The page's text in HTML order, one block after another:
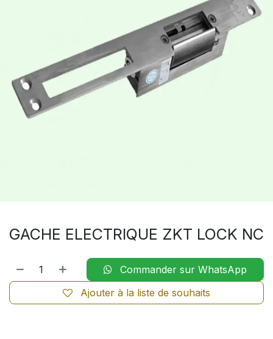
GACHE ELECTRIQUE ZKT LOCK NC
Commander sur WhatsApp
Ajouter à la liste de souhaits